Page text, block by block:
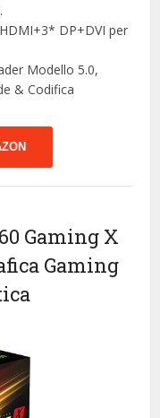
DP+DVI per
Modello 5.0,
& Codifica
Gaming X
Gaming